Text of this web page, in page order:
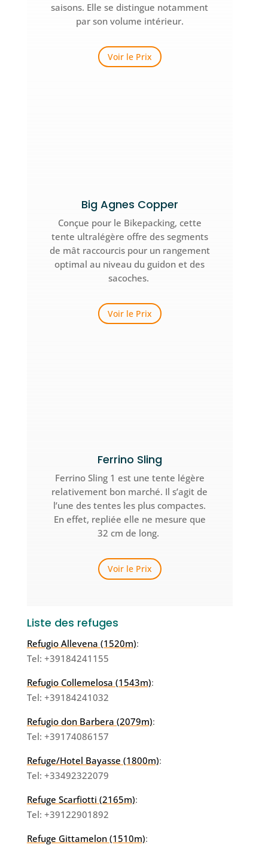
saisons. Elle se distingue notamment
par son volume intérieur.
Voir le Prix
Big Agnes Copper
Conçue pour le Bikepacking, cette
tente ultralégère offre des segments
de mât raccourcis pour un rangement
optimal au niveau du guidon et des
sacoches.
Voir le Prix
Ferrino Sling
Ferrino Sling 1 est une tente légère
relativement bon marché. Il s’agit de
l’une des tentes les plus compactes.
En effet, repliée elle ne mesure que
32 cm de long.
Voir le Prix
Liste des refuges
Refugio Allevena (1520m):
Tel: +39184241155
Refugio Collemelosa (1543m):
Tel: +39184241032
Refugio don Barbera (2079m):
Tel: +39174086157
Refuge/Hotel Bayasse (1800m):
Tel: +33492322079
Refuge Scarfiotti (2165m):
Tel: +39122901892
Refuge Gittamelon (1510m):